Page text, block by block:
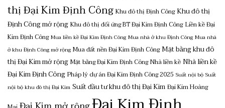
thị Đại Kim Định CôngKhu đô thị Định CôngKhu đô thị
Định Công mở rộngKhu đô thị đối ứng BT Đại Kim Định Công Liền kề Đại
Kim Định Công Mua liền kề Đại Kim Định Công Mua nhà ở khu Định Công Mua nhà
ở khu Định Công mở rộng Mua đất nền Đại Kim Định CôngMặt bằng khu đô
thị Đại Kim mở rộngMặt bằng Đại Kim Định CôngNhà liền kềNhà liền kề
Đại Kim Định CôngPháp lý dự án Đại Kim Định Công 2025 Suất nội bộ Suất
nội bộ khu đô thị Đại Kim Suất đầu tư khu đô thị Đại KimĐại Kim Hoàng